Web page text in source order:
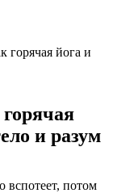
горячая йога и
и разум
вспотеет, потом